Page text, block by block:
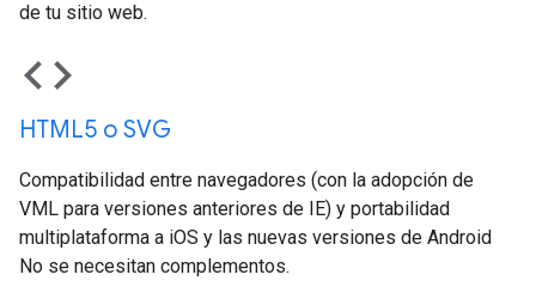
de tu sitio web.
code
HTML5 o SVG
Compatibilidad entre navegadores (con la adopción de
VML para versiones anteriores de IE) y portabilidad
multiplataforma a iOS y las nuevas versiones de Android
No se necesitan complementos.